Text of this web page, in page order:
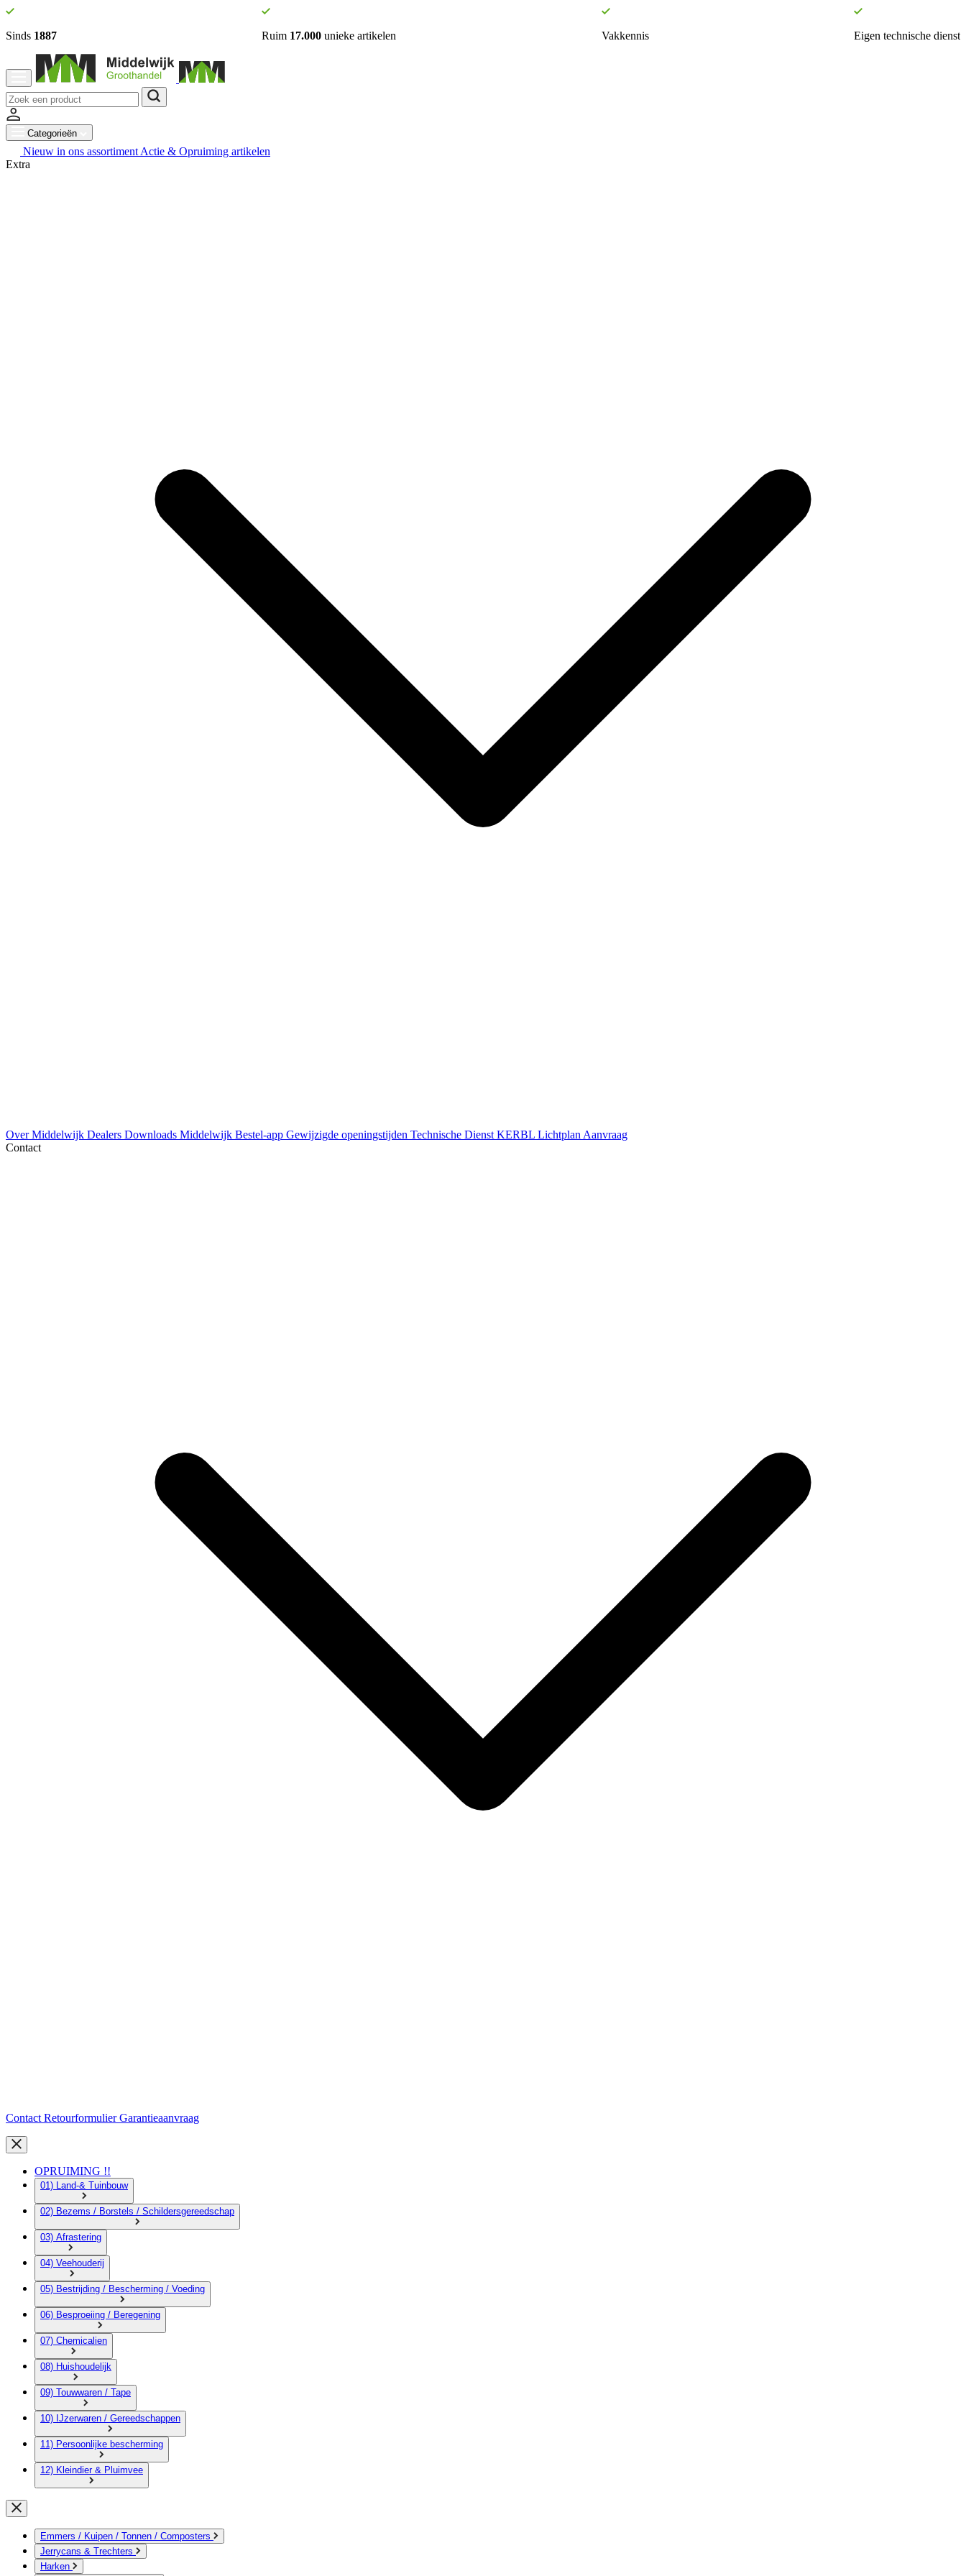
Sinds 1887 Ruim 17.000 unieke artikelen Vakkennis Eigen technische dienst
Categorieën
Nieuw in ons assortiment Actie & Opruiming artikelen
Extra
Over Middelwijk Dealers Downloads Middelwijk Bestel-app Gewijzigde openingstijden Technische Dienst KERBL Lichtplan Aanvraag
Contact
Contact RetourformulierGarantieaanvraag
OPRUIMING !!
01) Land-& Tuinbouw
02) Bezems / Borstels / Schildersgereedschap
03) Afrastering
04) Veehouderij
05) Bestrijding / Bescherming / Voeding
06) Besproeiing / Beregening
07) Chemicalien
08) Huishoudelijk
09) Touwwaren / Tape
10) IJzerwaren / Gereedschappen
11) Persoonlijke bescherming
12) Kleindier & Pluimvee
Emmers / Kuipen / Tonnen / Composters
Jerrycans & Trechters
Harken